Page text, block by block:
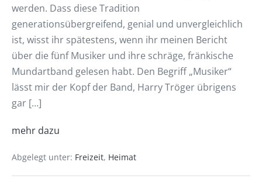
werden. Dass diese Tradition
generationsübergreifend, genial und unvergleichlich
ist, wisst ihr spätestens, wenn ihr meinen Bericht
über die fünf Musiker und ihre schräge, fränkische
Mundartband gelesen habt. Den Begriff „Musiker“
lässt mir der Kopf der Band, Harry Tröger übrigens
gar […]
mehr dazu
Abgelegt unter: Freizeit, Heimat